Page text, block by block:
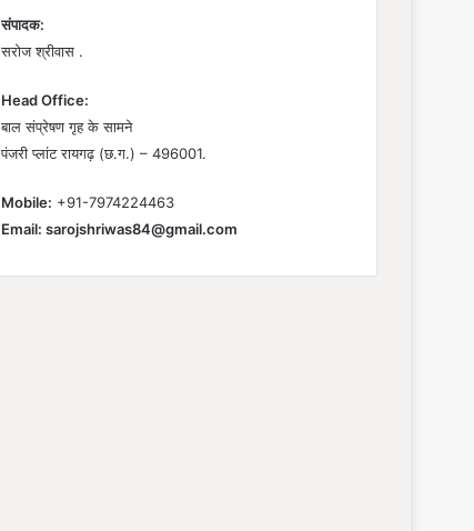
संपादक:
सरोज श्रीवास .
Head Office:
बाल संप्रेषण गृह के सामने
पंजरी प्लांट रायगढ़ (छ.ग.) – 496001.
Mobile: +91-7974224463
Email:sarojshriwas84@gmail.com